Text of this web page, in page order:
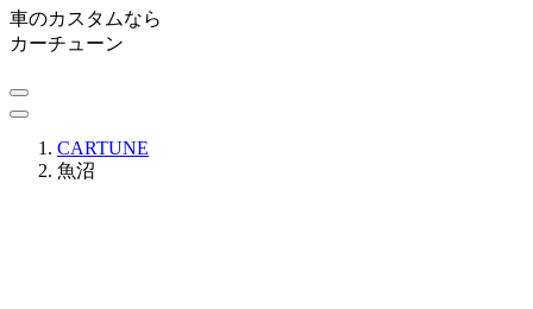
車のカスタムなら
カーチューン
CARTUNE
魚沼